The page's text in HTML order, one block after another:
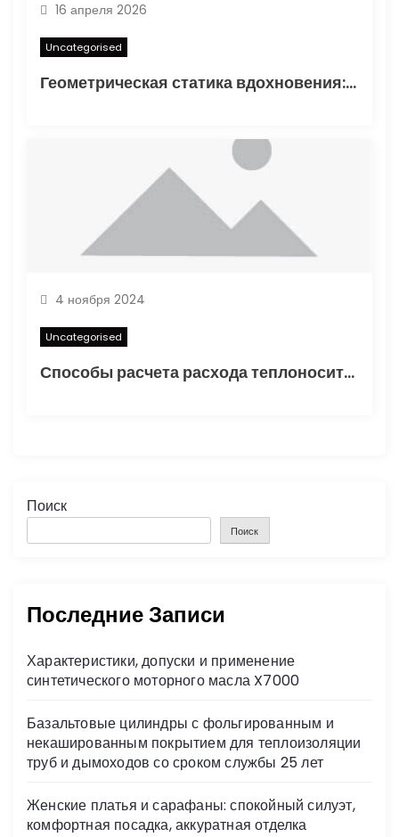
16 апреля 2026
Uncategorised
Геометрическая статика вдохновения: туннелирование карандаша как проявление синдромом отложенного существования
4 ноября 2024
Uncategorised
Способы расчета расхода теплоносителя для системы отопления
Поиск
Поиск
Последние Записи
Характеристики, допуски и применение
синтетического моторного масла X7000
Базальтовые цилиндры с фольгированным и
некашированным покрытием для теплоизоляции
труб и дымоходов со сроком службы 25 лет
Женские платья и сарафаны: спокойный силуэт,
комфортная посадка, аккуратная отделка